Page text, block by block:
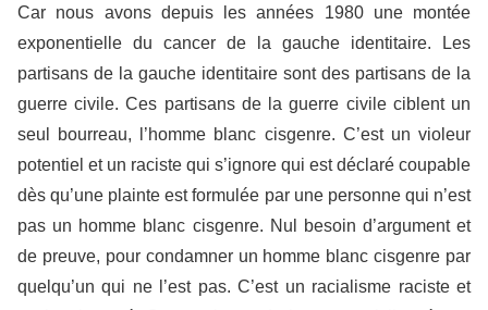
Car nous avons depuis les années 1980 une montée
exponentielle du cancer de la gauche identitaire. Les
partisans de la gauche identitaire sont des partisans de la
guerre civile. Ces partisans de la guerre civile ciblent un
seul bourreau, l’homme blanc cisgenre. C’est un violeur
potentiel et un raciste qui s’ignore qui est déclaré coupable
dès qu’une plainte est formulée par une personne qui n’est
pas un homme blanc cisgenre. Nul besoin d’argument et
de preuve, pour condamner un homme blanc cisgenre par
quelqu’un qui ne l’est pas. C’est un racialisme raciste et